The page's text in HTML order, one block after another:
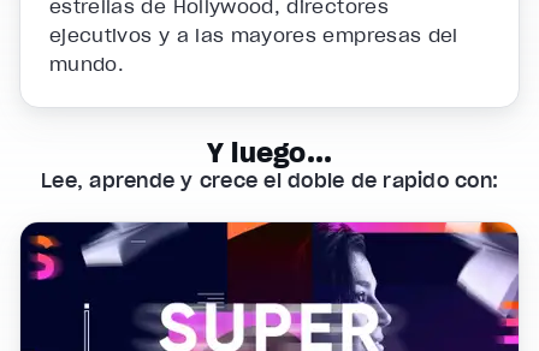
Y luego...
Lee, aprende y crece el doble de rápido con:
estrellas de Hollywood, directores
ejecutivos y a las mayores empresas del
mundo.